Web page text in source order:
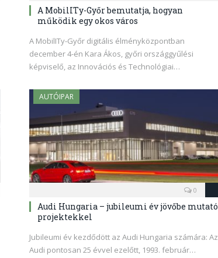
A MobilITy-Győr bemutatja, hogyan
működik egy okos város
A MobilITy-Győr digitális élményközpontban
december 4-én Kara Ákos, győri országgyűlési
képviselő, az Innovációs és Technológiai…
AUTÓIPAR
0
Audi Hungaria – jubileumi év jövőbe mutató
projektekkel
Jubileumi év kezdődött az Audi Hungaria számára: Az
Audi pontosan 25 évvel ezelőtt, 1993. február…